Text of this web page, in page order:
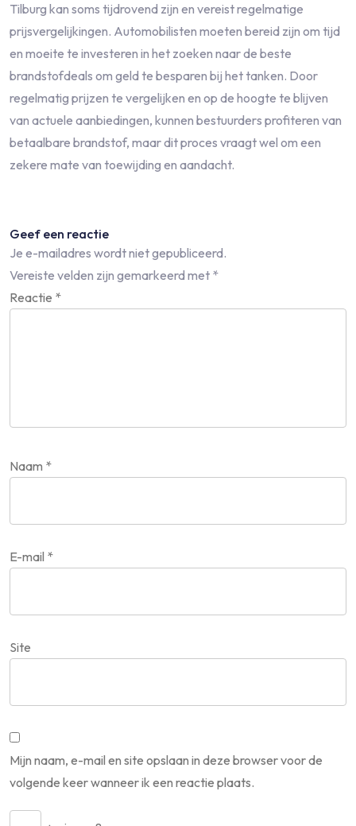
Tilburg kan soms tijdrovend zijn en vereist regelmatige
prijsvergelijkingen. Automobilisten moeten bereid zijn om tijd
en moeite te investeren in het zoeken naar de beste
brandstofdeals om geld te besparen bij het tanken. Door
regelmatig prijzen te vergelijken en op de hoogte te blijven
van actuele aanbiedingen, kunnen bestuurders profiteren van
betaalbare brandstof, maar dit proces vraagt wel om een
zekere mate van toewijding en aandacht.
Geef een reactie
Je e-mailadres wordt niet gepubliceerd.
Vereiste velden zijn gemarkeerd met *
Reactie *
Naam *
E-mail *
Site
Mijn naam, e-mail en site opslaan in deze browser voor de
volgende keer wanneer ik een reactie plaats.